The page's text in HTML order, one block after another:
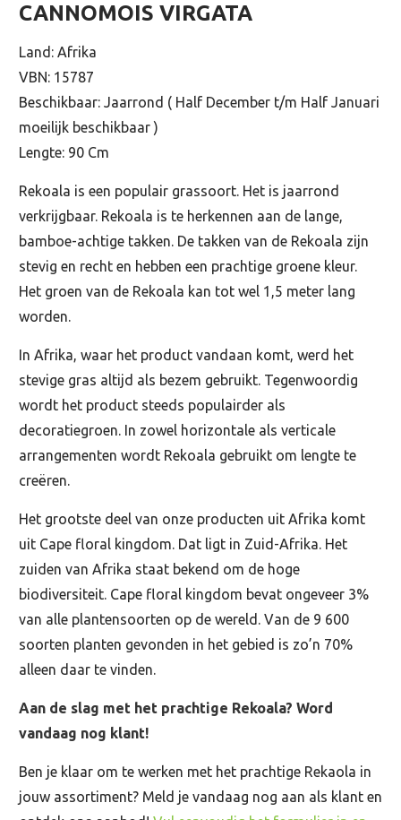
CANNOMOIS VIRGATA
Land: Afrika
VBN: 15787
Beschikbaar: Jaarrond ( Half December t/m Half Januari
moeilijk beschikbaar )
Lengte: 90 Cm
Rekoala is een populair grassoort. Het is jaarrond
verkrijgbaar. Rekoala is te herkennen aan de lange,
bamboe-achtige takken. De takken van de Rekoala zijn
stevig en recht en hebben een prachtige groene kleur.
Het groen van de Rekoala kan tot wel 1,5 meter lang
worden.
In Afrika, waar het product vandaan komt, werd het
stevige gras altijd als bezem gebruikt. Tegenwoordig
wordt het product steeds populairder als
decoratiegroen. In zowel horizontale als verticale
arrangementen wordt Rekoala gebruikt om lengte te
creëren.
Het grootste deel van onze producten uit Afrika komt
uit Cape floral kingdom. Dat ligt in Zuid-Afrika. Het
zuiden van Afrika staat bekend om de hoge
biodiversiteit. Cape floral kingdom bevat ongeveer 3%
van alle plantensoorten op de wereld. Van de 9 600
soorten planten gevonden in het gebied is zo’n 70%
alleen daar te vinden.
Aan de slag met het prachtige Rekoala? Word
vandaag nog klant!
Ben je klaar om te werken met het prachtige Rekaola in
jouw assortiment? Meld je vandaag nog aan als klant en